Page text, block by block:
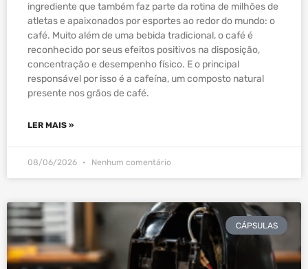
ingrediente que também faz parte da rotina de milhões de
atletas e apaixonados por esportes ao redor do mundo: o
café. Muito além de uma bebida tradicional, o café é
reconhecido por seus efeitos positivos na disposição,
concentração e desempenho físico. E o principal
responsável por isso é a cafeína, um composto natural
presente nos grãos de café.
LER MAIS »
08/06/2026 Nenhum comentário
CÁPSULAS